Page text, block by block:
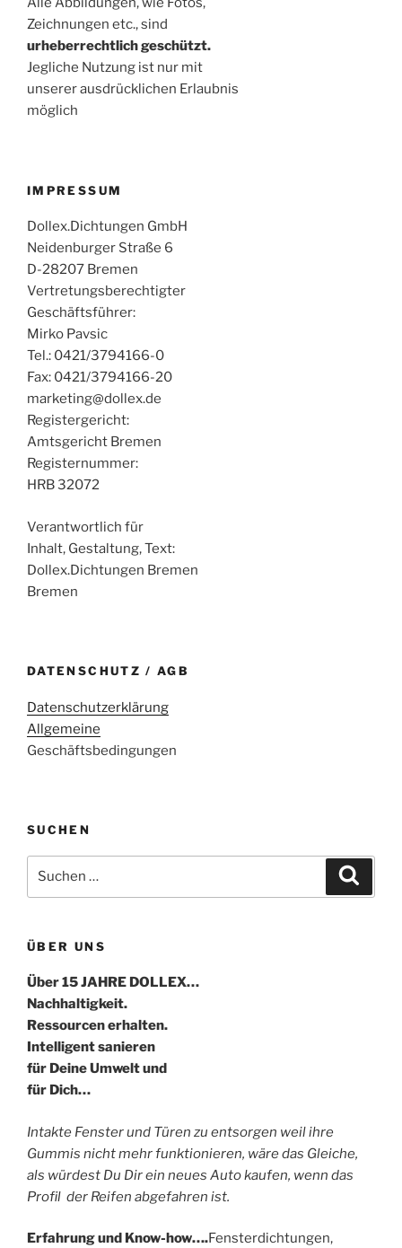
Zeichnungen etc., sind
urheberrechtlich geschützt.
Jegliche Nutzung ist nur mit
unserer ausdrücklichen Erlaubnis
möglich
IMPRESSUM
Dollex.Dichtungen GmbH
Neidenburger Straße 6
D-28207 Bremen
Vertretungsberechtigter
Geschäftsführer:
Mirko Pavsic
Tel.: 0421/3794166-0
Fax: 0421/3794166-20
marketing@dollex.de
Registergericht:
Amtsgericht Bremen
Registernummer:
HRB 32072
Verantwortlich für
Inhalt, Gestaltung, Text:
Dollex.Dichtungen Bremen
Bremen
DATENSCHUTZ / AGB
Datenschutzerklärung
Allgemeine
Geschäftsbedingungen
SUCHEN
nach:
ÜBER UNS
Über 15 JAHRE DOLLEX…
Nachhaltigkeit.
Ressourcen erhalten.
Intelligent sanieren
für Deine Umwelt und
für Dich…
Intakte Fenster und Türen zu entsorgen weil ihre
Gummis nicht mehr funktionieren, wäre das Gleiche,
als würdest Du Dir ein neues Auto kaufen, wenn das
Profil der Reifen abgefahren ist.
Erfahrung und Know-how….Fensterdichtungen,